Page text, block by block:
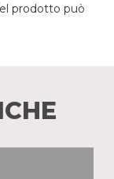
prodotto può